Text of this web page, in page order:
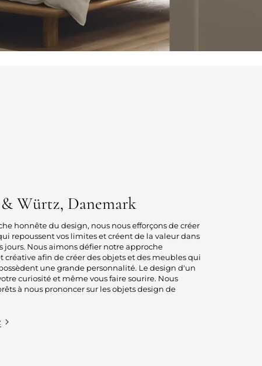
& Würtz, Danemark
honnête du design, nous nous efforçons de créer
repoussent vos limites et créent de la valeur dans
jours. Nous aimons défier notre approche
afin de créer des objets et des meubles qui
une grande personnalité. Le design d'un
curiosité et même vous faire sourire. Nous
à nous prononcer sur les objets design de